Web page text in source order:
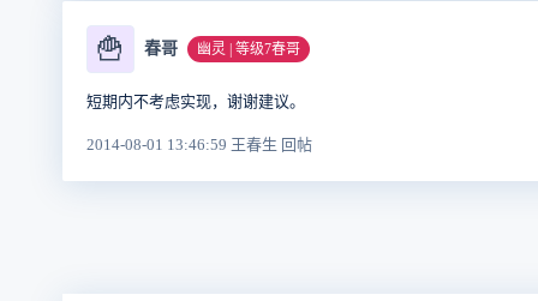
🍟 春哥 幽灵 | 等级7春哥
短期内不考虑实现，谢谢建议。
2014-08-01 13:46:59 王春生 回帖